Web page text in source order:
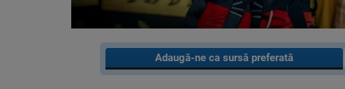
Adaugă-ne ca sursă preferată